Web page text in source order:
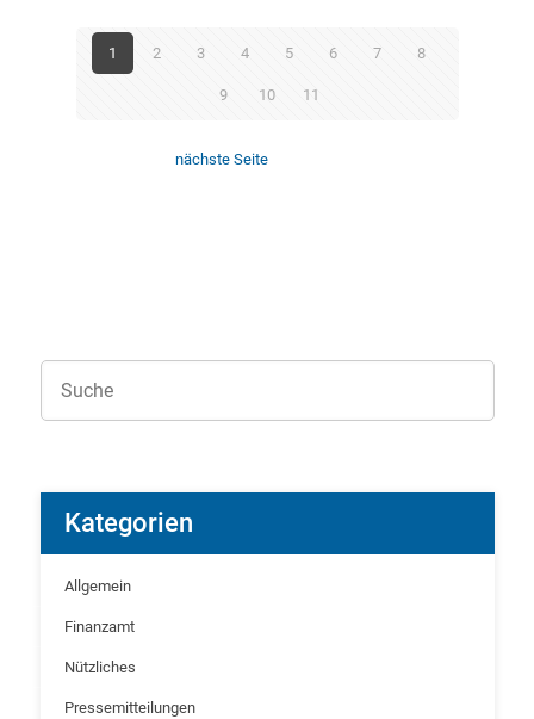
1 2 3 4 5 6 7 8
9 10 11
nächste Seite
Kategorien
Allgemein
Finanzamt
Nützliches
Pressemitteilungen